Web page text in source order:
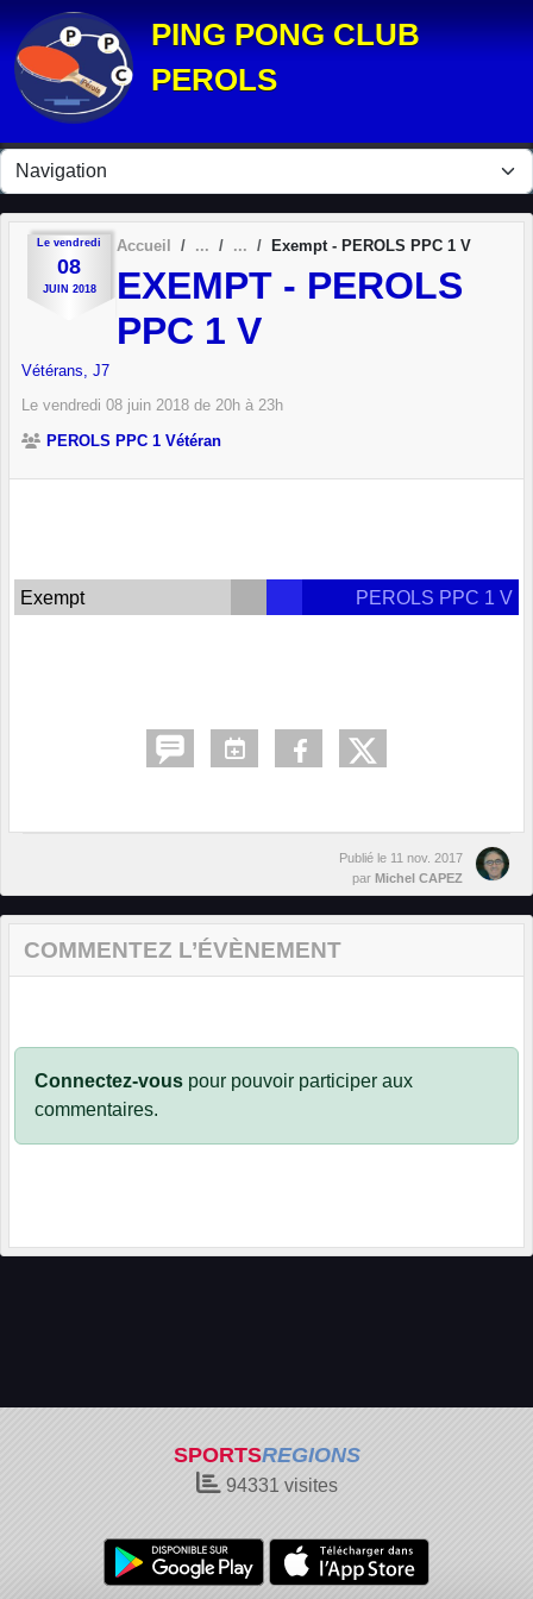
PING PONG CLUB
PEROLS
Le vendredi
08
JUIN 2018
Accueil Exempt - PEROLS PPC 1 V
EXEMPT - PEROLS
PPC 1 V
Vétérans, J7
Le vendredi 08 juin 2018 de 20h à 23h
PEROLS PPC 1 Vétéran
Exempt PEROLS PPC 1 V
Publié le 11 nov. 2017
par Michel CAPEZ
COMMENTEZ L’ÉVÈNEMENT
Connectez-vous pour pouvoir participer aux
commentaires.
SPORTSREGIONS
94331 visites
Panneau de gestion des cookies